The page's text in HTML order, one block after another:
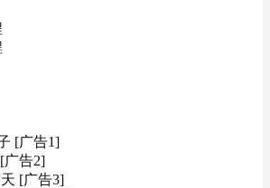
[广告1]
广告2]
[广告3]